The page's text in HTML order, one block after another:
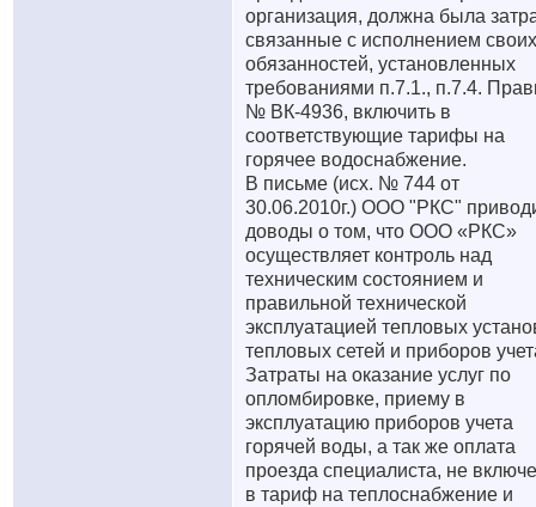
организация, должна была
связанные с исполнением своих
обязанностей, установленных
требованиями п.7.1., п.7.4.
№ ВК-4936, включить в
соответствующие тарифы на
горячее водоснабжение.
В письме (исх. № 744 от
30.06.2010г.) ООО "РКС"
доводы о том, что ООО «РКС»
осуществляет контроль над
техническим состоянием и
правильной технической
эксплуатацией тепловых
тепловых сетей и приборов
Затраты на оказание услуг по
опломбировке, приему в
эксплуатацию приборов учета
горячей воды, а так же оплата
проезда специалиста, не
в тариф на теплоснабжение и